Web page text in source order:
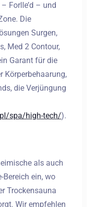
Forlle’d – und
Die
Surgen,
Med 2 Contour,
Garant für die
Körperbehaarung,
die Verjüngung
spa/high-tech/).
als auch
Bereich ein, wo
Trockensauna
Wir empfehlen